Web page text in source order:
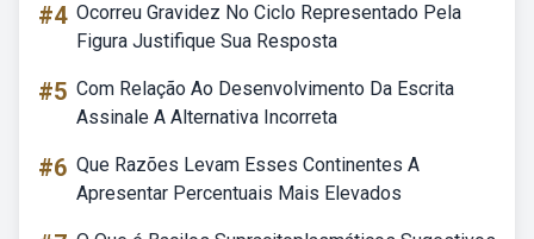
#4 Ocorreu Gravidez No Ciclo Representado Pela
Figura Justifique Sua Resposta
#5 Com Relação Ao Desenvolvimento Da Escrita
Assinale A Alternativa Incorreta
#6 Que Razões Levam Esses Continentes A
Apresentar Percentuais Mais Elevados